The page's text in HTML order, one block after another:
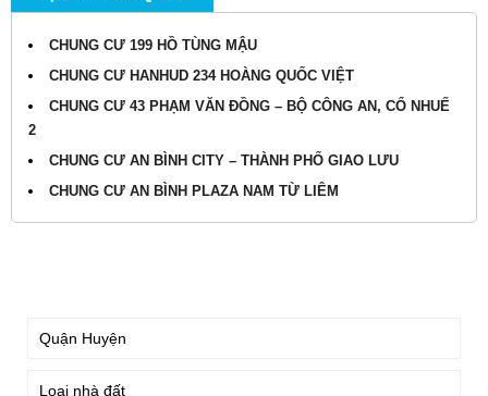
CHUNG CƯ 199 HỒ TÙNG MẬU
CHUNG CƯ HANHUD 234 HOÀNG QUỐC VIỆT
CHUNG CƯ 43 PHẠM VĂN ĐỒNG – BỘ CÔNG AN, CỔ NHUẾ
2
CHUNG CƯ AN BÌNH CITY – THÀNH PHỐ GIAO LƯU
CHUNG CƯ AN BÌNH PLAZA NAM TỪ LIÊM